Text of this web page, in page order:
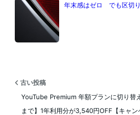
年末感はゼロ でも区切
古い投稿
YouTube Premium 年額プランに切り替
まで】1年利用分が3,540円OFF【キャン